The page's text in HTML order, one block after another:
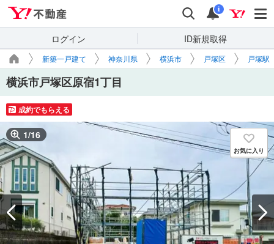
検索 通知
i
ログイン ID新規取得
新築一戸建て 神奈川県 横浜市 戸塚区 戸塚駅
横浜市戸塚区原宿1丁目
成約でもらえる
1/16
お気に入り